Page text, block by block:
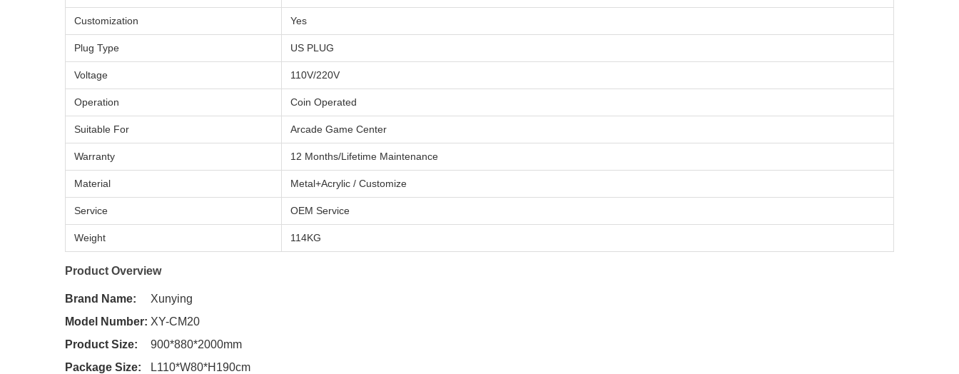
Customization Yes
Plug Type US PLUG
Voltage 110V/220V
Operation Coin Operated
Suitable For Arcade Game Center
Warranty 12 Months/Lifetime Maintenance
Material Metal+Acrylic / Customize
Service OEM Service
Weight 114KG
Product Overview
Brand Name:
Xunying
Model Number: XY-CM20
Product Size:
900*880*2000mm
Package Size:
L110*W80*H190cm